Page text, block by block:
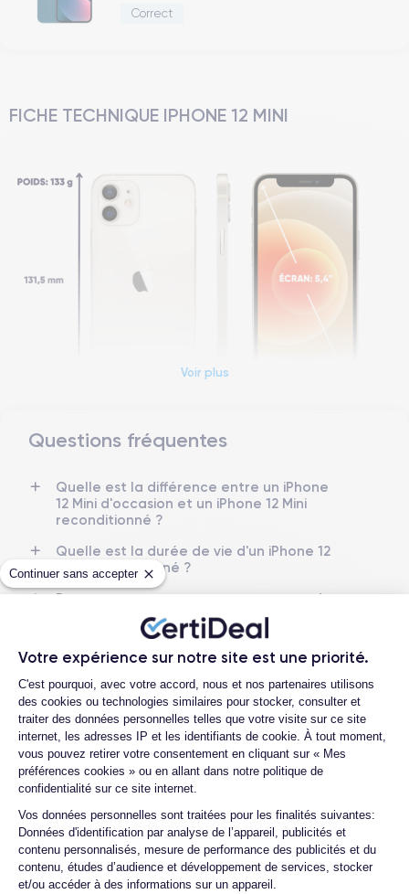
Continuer sans accepter
Votre expérience sur notre site est une priorité.
Plateforme de Gestion du
C'est pourquoi, avec votre accord, nous et nos partenaires utilisons
des cookies ou technologies similaires pour stocker, consulter et
traiter des données personnelles telles que votre visite sur ce site
internet, les adresses IP et les identifiants de cookie. À tout moment,
vous pouvez retirer votre consentement en cliquant sur « Mes
préférences cookies » ou en allant dans notre politique de
confidentialité sur ce site internet.
Vos données personnelles sont traitées pour les finalités suivantes:
Données d'identification par analyse de l’appareil, publicités et
contenu personnalisés, mesure de performance des publicités et du
contenu, études d’audience et développement de services, stocker
et/ou accéder à des informations sur un appareil.
Axeptio consent
Correct
FICHE TECHNIQUE IPHONE 12 MINI
Dimensions et poids iPhone 12 Mini
Date de sortie
13/10/2020
Système exploit.
131.5×64.2×7.4 mm
Résolution écran
2340 x 1080 pixels
RAM Mémoire interne
64,128,256 GO
Nom de la puce
Apple A14 Bionic
Nombre de cœurs
6
Nom GPU
GPU 4 cœurs 2.65 GHz
Caméra
12 MP
Caméra Frontale
12 MP
Voir plus
Questions fréquentes
Quelle est la différence entre un iPhone
12 Mini d'occasion et un iPhone 12 Mini
reconditionné ?
Quelle est la durée de vie d'un iPhone 12
Mini reconditionné ?
Proposez-vous une assurance en cas de
casse due à des chocs ou à des chutes ?
les batteries ?
Quels sont les accessoires inclus dans la
commande ?
Quelles garanties offrez-vous sur vos
produits ?
Quels sont vos modes de paiement ?
Est-il possible de payer l'iPhone 12 Mini en
plusieurs fois ?
Que se passe-t-il après avoir passé
commande ?